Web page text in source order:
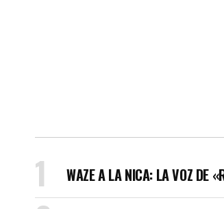
WAZE A LA NICA: LA VOZ DE